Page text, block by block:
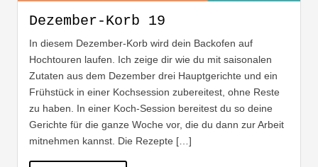
Dezember-Korb 19
In diesem Dezember-Korb wird dein Backofen auf
Hochtouren laufen. Ich zeige dir wie du mit saisonalen
Zutaten aus dem Dezember drei Hauptgerichte und ein
Frühstück in einer Kochsession zubereitest, ohne Reste
zu haben. In einer Koch-Session bereitest du so deine
Gerichte für die ganze Woche vor, die du dann zur Arbeit
mitnehmen kannst. Die Rezepte […]